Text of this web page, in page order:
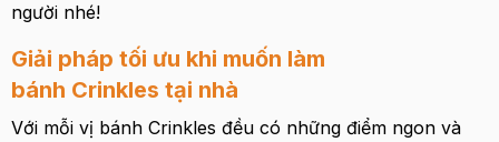
người nhé!
Giải pháp tối ưu khi muốn làm
bánh Crinkles tại nhà
Với mỗi vị bánh Crinkles đều có những điểm ngon và